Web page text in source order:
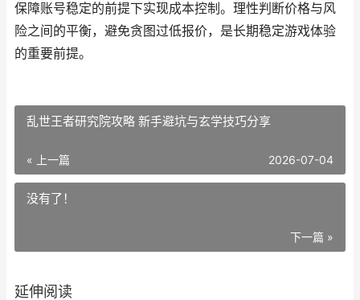
保障账号稳定的前提下实现成本控制。理性判断价格与风
险之间的平衡，避免贪图过低报价，是长期稳定游戏体验
的重要前提。
乱世王者研究院攻略 新手避坑与玄学技巧分享
« 上一篇 2026-07-04
没有了！
下一篇 »
延伸阅读